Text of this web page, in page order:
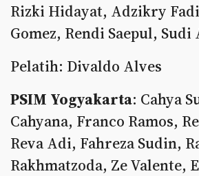
Rizki Hidayat, Adzikry
Gomez, Rendi Saepul,
Pelatih: Divaldo Alves
PSIM Yogyakarta: Cahya
Cahyana, Franco Ramos,
Reva Adi, Fahreza Sudin,
Rakhmatzoda, Ze Valente,